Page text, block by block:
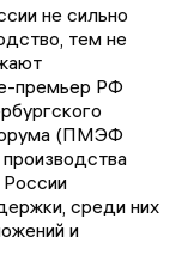
не сильно
тем не
премьер РФ
(ПМЭФ
среди них
и